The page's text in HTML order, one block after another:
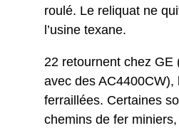
roulé. Le reliquat ne
l’usine texane.
22 retournent chez GE
avec des AC4400CW),
ferraillées. Certaines
chemins de fer